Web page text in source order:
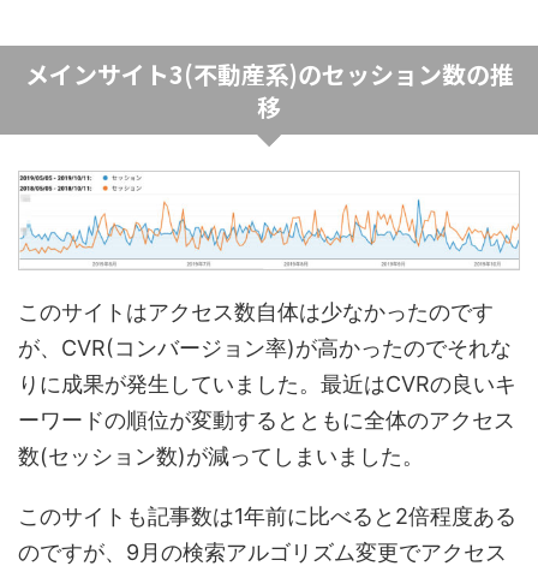
メインサイト3(不動産系)のセッション数の推
移
このサイトはアクセス数自体は少なかったのです
が、CVR(コンバージョン率)が高かったのでそれな
りに成果が発生していました。最近はCVRの良いキ
ーワードの順位が変動するとともに全体のアクセス
数(セッション数)が減ってしまいました。
このサイトも記事数は1年前に比べると2倍程度ある
のですが、9月の検索アルゴリズム変更でアクセス